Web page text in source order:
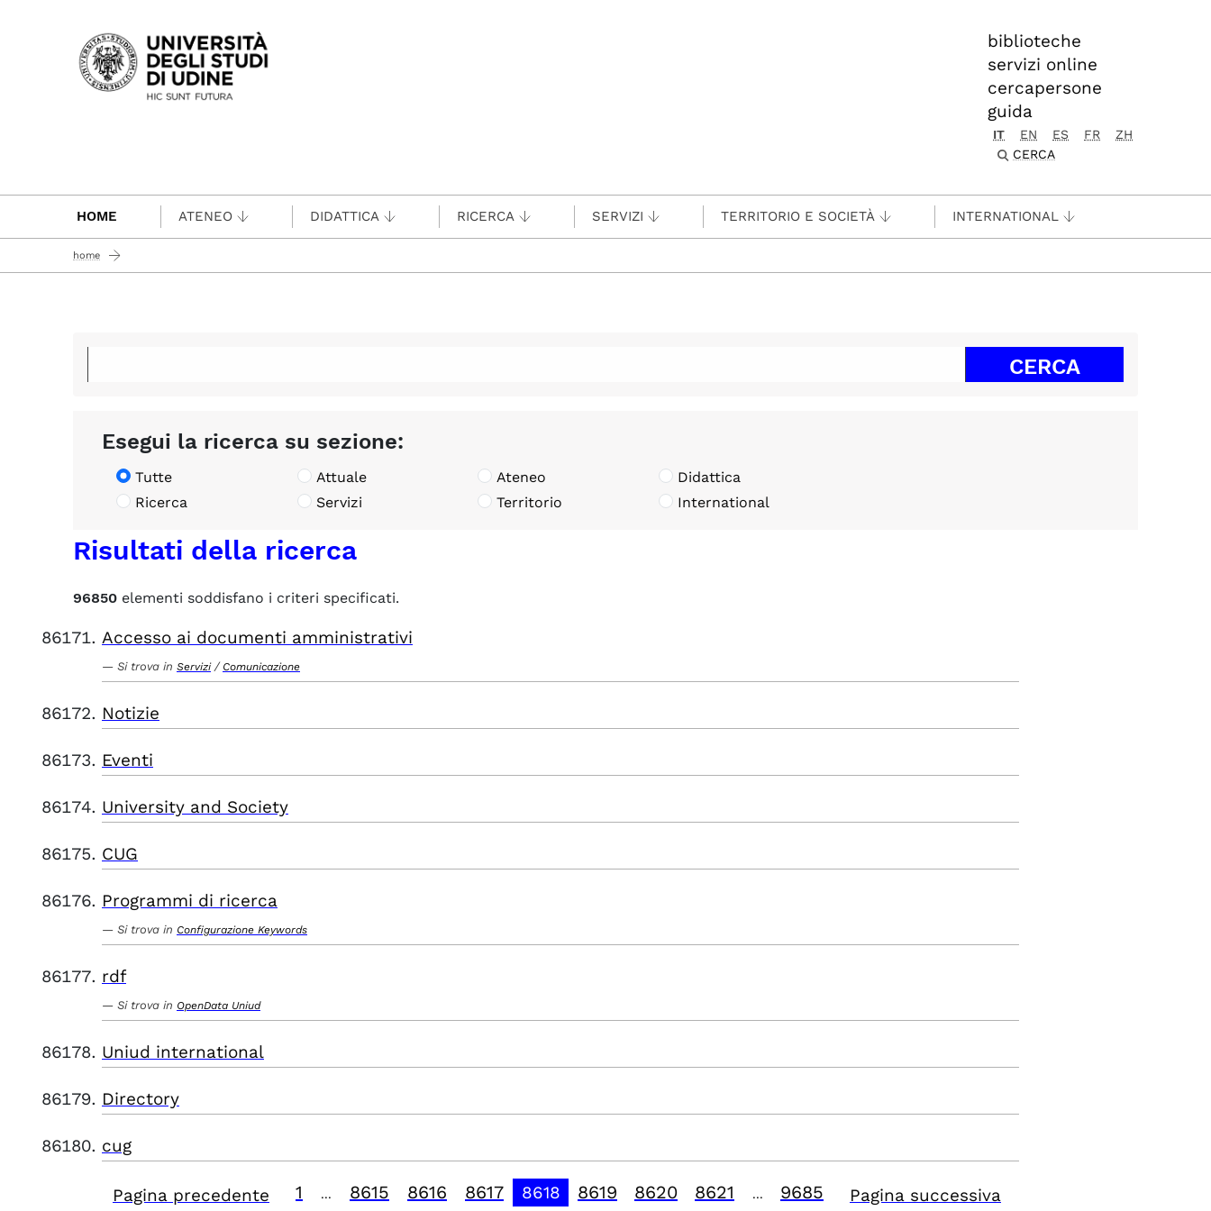
Passa al contenuto principale
biblioteche
servizi online
cercapersone
guida
IT EN ES FR
ZH
CERCA
HOME ATENEO DIDATTICA RICERCA SERVIZI TERRITORIO E SOCIETÀ INTERNATIONAL
home
Esegui la ricerca su sezione:
Tutte Attuale Ateneo
Didattica
Ricerca
Servizi Territorio International
Risultati della ricerca
96850 elementi soddisfano i criteri specificati.
Accesso ai documenti amministrativi
Si trova in Servizi / Comunicazione
Notizie
Eventi
University and Society
CUG
Programmi di ricerca
Si trova in Configurazione Keywords
rdf
Si trova in OpenData Uniud
Uniud international
Directory
cug
Pagina precedente 1 8615 8616 8617 8618 8619 8620 8621 9685 Pagina successiva